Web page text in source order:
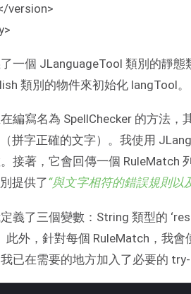
version>
一個 JLanguageTool 類別的靜
類別的物件來初始化 langTool。
編寫名為 SpellChecker 的方法
拼字正確的文字）。我使用
接著，它會回傳一個 RuleMatch
提供了“與文字相符的錯誤規則以
義了三個變數：String 類型的
此外，針對每個 RuleMatch，我
已在需要的地方加入了必要的 try-